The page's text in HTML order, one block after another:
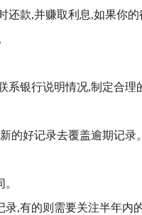
还款,并赚取利息,如果你
系银行说明情况,制定合
的好记录去覆盖逾期记录
,有的则需要关注半年内